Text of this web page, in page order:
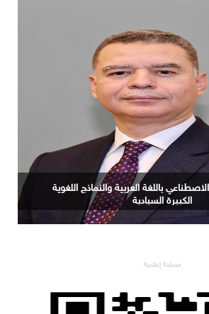
4 ملايين مقيمٍ إلى قوّة بيعٍ واحدة. وقصور أوروبا
الفاخرة لم تُدرك السبب بعد.
مساحة إعلانية